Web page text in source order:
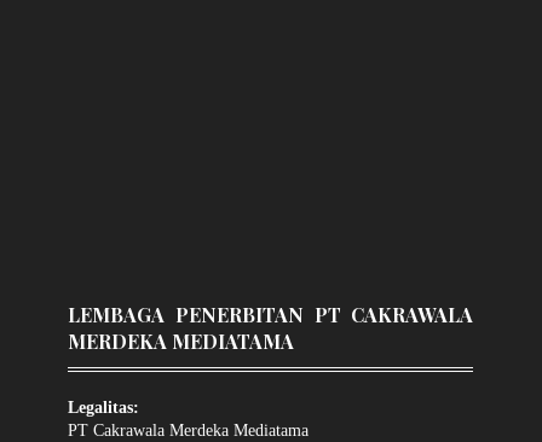
LEMBAGA PENERBITAN PT CAKRAWALA
MERDEKA MEDIATAMA
Legalitas:
PT Cakrawala Merdeka Mediatama